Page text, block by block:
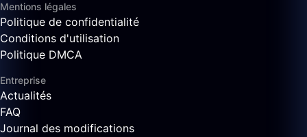
Mentions légales
Politique de confidentialité
Conditions d'utilisation
Politique DMCA
Entreprise
Actualités
FAQ
Journal des modifications